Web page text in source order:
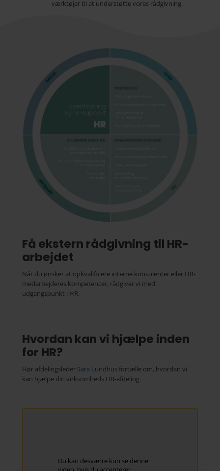
værktøjer til at understøtte vores rådgivning.
Få ekstern rådgivning til HR-
arbejdet
Når du ønsker at opkvalificere interne konsulenter eller HR-
medarbejderes kompetencer, rådgiver vi med
udgangspunkt i HR.
Hvordan kan vi hjælpe inden
for HR?
Hør afdelingsleder Sara Lundhusfortælle om, hvordan vi
kan hjælpe din virksomheds HR-afdeling.
Du kan desværre kun se denne